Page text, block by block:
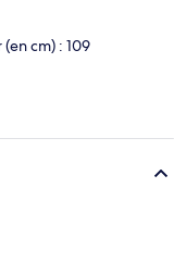
cm) : 109